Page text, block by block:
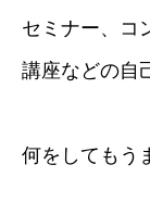
セミナー、コ
講座などの自
何をしてもう